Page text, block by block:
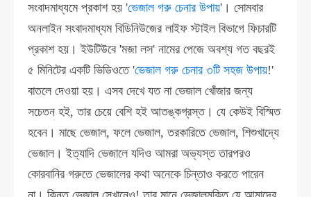
সংবাদমাধ্যমে প্রকাশ হয় 'ভেজাল গরু চেনার উপায়'। সোমবার
অনলাইন সংবাদমাধ্যম বিডিনিউজের লাইফ স্টাইল বিভাগে ফিচারটি
প্রকাশ হয়। ইউটিউবে 'মজা লস' নামের পেজে অবশ্য গত বছরই
৫ মিনিটের একটি ভিডিওতে 'ভেজাল গরু চেনার ৩টি সহজ উপায়!'
বাতলে দেওয়া হয়। এসব দেখে যত না ভেজাল খোঁজার জন্য
সচেতন হই, তার চেয়ে বেশি হই আতঙ্কগ্রস্ত। যে কেউই বিস্মিত
হবেন। মাছে ভেজাল, ফলে ভেজাল, তরকারিতে ভেজাল, শিশুখাদ্যে
ভেজাল। ইত্যাদি ভেজালে যদিও আমরা অভ্যস্ত তারপরও
কোরবানির গরুতে ভেজালের কথা অনেকে চিন্তাও করতে পারেন